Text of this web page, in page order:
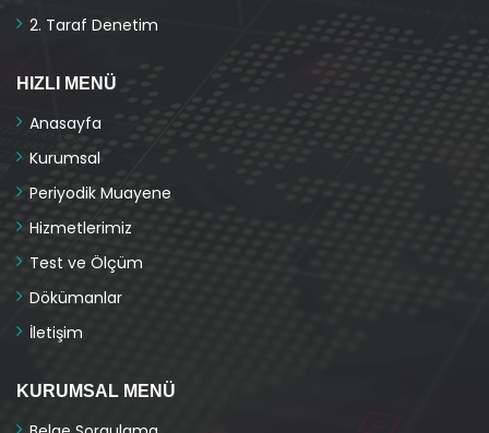
2. Taraf Denetim
HIZLI MENÜ
Anasayfa
Kurumsal
Periyodik Muayene
Hizmetlerimiz
Test ve Ölçüm
Dökümanlar
İletişim
KURUMSAL MENÜ